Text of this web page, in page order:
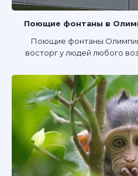
Поющие фонтаны в
Поющие фонтаны
восторг у людей любого